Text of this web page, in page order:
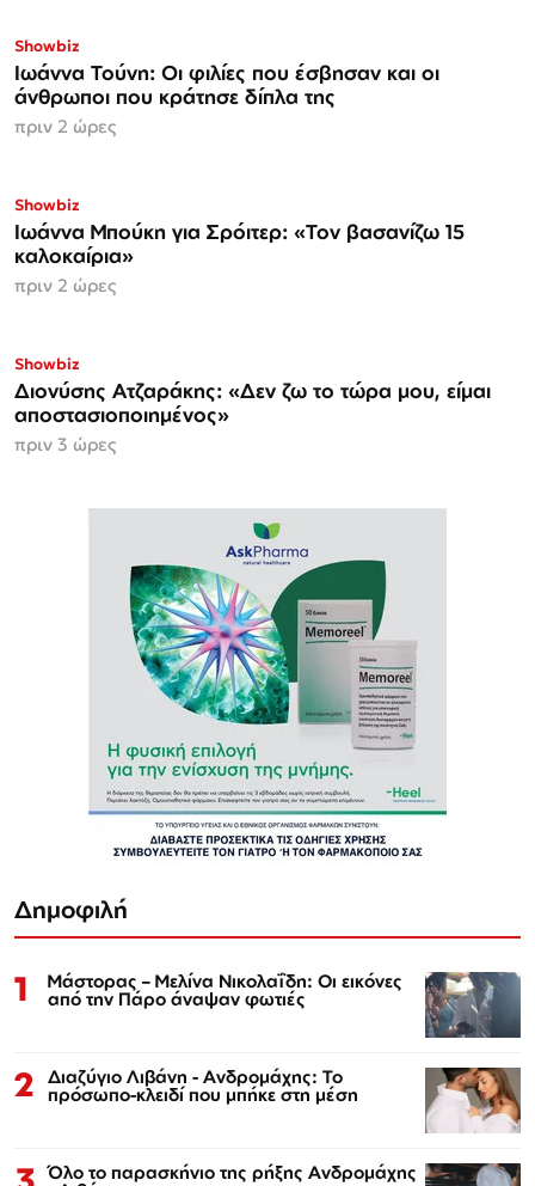
Showbiz
Ιωάννα Τούνη: Οι φιλίες που έσβησαν και οι
άνθρωποι που κράτησε δίπλα της
πριν 2 ώρες
Showbiz
Ιωάννα Μπούκη για Σρόιτερ: «Τον βασανίζω 15
καλοκαίρια»
πριν 2 ώρες
Showbiz
Διονύσης Ατζαράκης: «Δεν ζω το τώρα μου, είμαι
αποστασιοποιημένος»
πριν 3 ώρες
Δημοφιλή
1 Μάστορας – Μελίνα Νικολαΐδη: Οι εικόνες
από την Πάρο άναψαν φωτιές
2 Διαζύγιο Λιβάνη - Ανδρομάχης: Το
πρόσωπο-κλειδί που μπήκε στη μέση
Όλο το παρασκήνιο της ρήξης Ανδρομάχης